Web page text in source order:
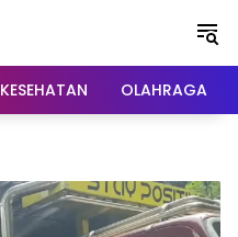
KESEHATAN OLAHRAGA